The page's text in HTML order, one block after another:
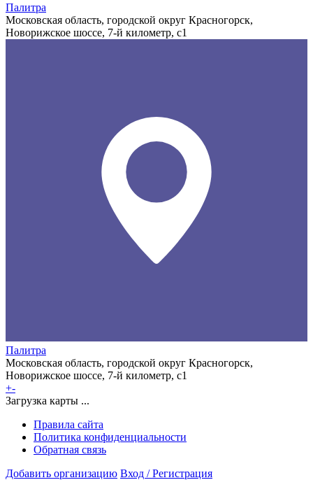
Палитра
Московская область, городской округ Красногорск,
Новорижское шоссе, 7-й километр, с1
Палитра
Московская область, городской округ Красногорск,
Новорижское шоссе, 7-й километр, с1
+-
Загрузка карты ...
Правила сайта
Политика конфиденциальности
Обратная связь
Добавить организацию Вход / Регистрация